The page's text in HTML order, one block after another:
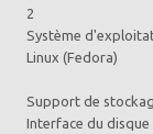
2
Système
Linux (Fedora)
Support de
Interface du disque